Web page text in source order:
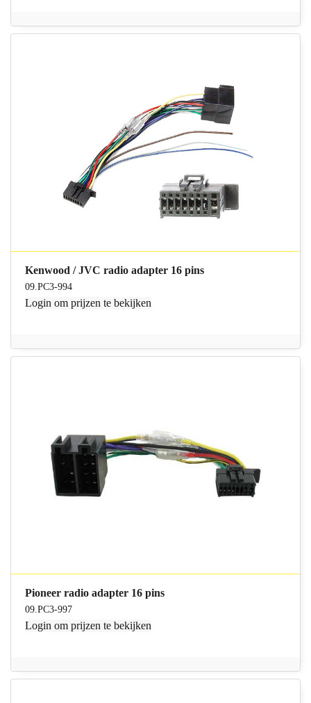
Kenwood / JVC radio adapter 16 pins
09.PC3-994
Login om prijzen te bekijken
Pioneer radio adapter 16 pins
09.PC3-997
Login om prijzen te bekijken